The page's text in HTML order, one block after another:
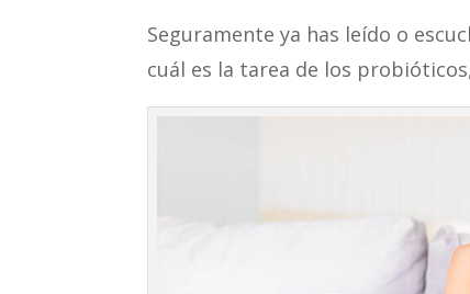
Seguramente ya has leído o
cuál es la tarea de los